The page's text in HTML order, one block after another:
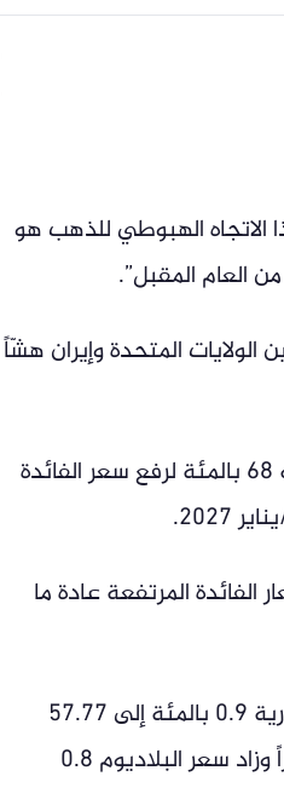
الاتجاه الهبوطي للذهب هو
العام المقبل”.
المتحدة وإيران هشّاً
وبحسب أداة فيد ووتش التابعة لـ”سي أم أي”، ترى الأسواق احتمالاً نسبته 68 بالمئة لرفع سعر الفائدة
المرتفعة عادة ما
وبالنسبة للمعادن النفيسة الأخرى، تراجع سعر الفضة في المعاملات الفورية 0.9 بالمئة إلى 57.77
دولاراً للأوقية، في حين ارتفع سعر البلاتين 0.8 بالمئة إلى 1591.13 دولاراً وزاد سعر البلاديوم 0.8